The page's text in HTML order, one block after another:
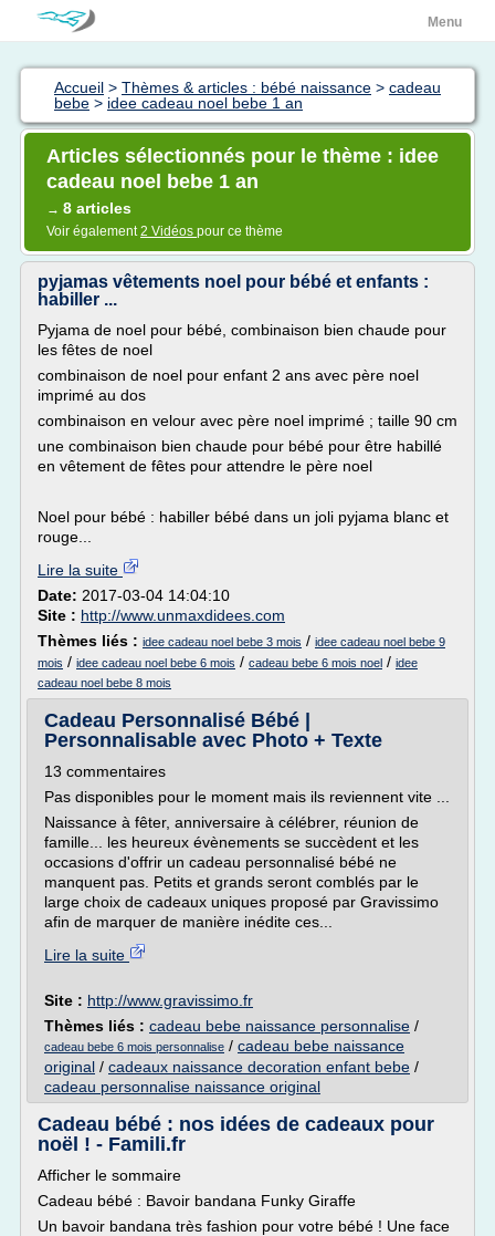
Menu
Accueil > Thèmes & articles : bébé naissance > cadeau
bebe > idee cadeau noel bebe 1 an
Articles sélectionnés pour le thème : idee
cadeau noel bebe 1 an
→ 8 articles
Voir également2 Vidéos pour ce thème
pyjamas vêtements noel pour bébé et enfants :
habiller ...
Pyjama de noel pour bébé, combinaison bien chaude pour
les fêtes de noel
combinaison de noel pour enfant 2 ans avec père noel
imprimé au dos
combinaison en velour avec père noel imprimé ; taille 90 cm
une combinaison bien chaude pour bébé pour être habillé
en vêtement de fêtes pour attendre le père noel
Noel pour bébé : habiller bébé dans un joli pyjama blanc et
rouge...
Lire la suite
Date: 2017-03-04 14:04:10
Site : http://www.unmaxdidees.com
Thèmes liés : idee cadeau noel bebe 3 mois / idee cadeau noel bebe 9
mois / idee cadeau noel bebe 6 mois / cadeau bebe 6 mois noel / idee
cadeau noel bebe 8 mois
Cadeau Personnalisé Bébé |
Personnalisable avec Photo + Texte
13 commentaires
Pas disponibles pour le moment mais ils reviennent vite ...
Naissance à fêter, anniversaire à célébrer, réunion de
famille... les heureux évènements se succèdent et les
occasions d'offrir un cadeau personnalisé bébé ne
manquent pas. Petits et grands seront comblés par le
large choix de cadeaux uniques proposé par Gravissimo
afin de marquer de manière inédite ces...
Lire la suite
Site : http://www.gravissimo.fr
Thèmes liés : cadeau bebe naissance personnalise /
cadeau bebe 6 mois personnalise / cadeau bebe naissance
original / cadeaux naissance decoration enfant bebe /
cadeau personnalise naissance original
Cadeau bébé : nos idées de cadeaux pour
noël ! - Famili.fr
Afficher le sommaire
Cadeau bébé : Bavoir bandana Funky Giraffe
Un bavoir bandana très fashion pour votre bébé ! Une face